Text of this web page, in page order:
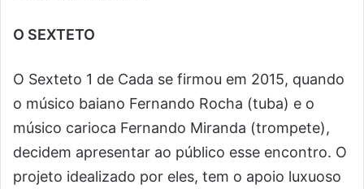
O SEXTETO
O Sexteto 1 de Cada se firmou em 2015, quando
o músico baiano Fernando Rocha (tuba) e o
músico carioca Fernando Miranda (trompete),
decidem apresentar ao público esse encontro. O
projeto idealizado por eles, tem o apoio luxuoso